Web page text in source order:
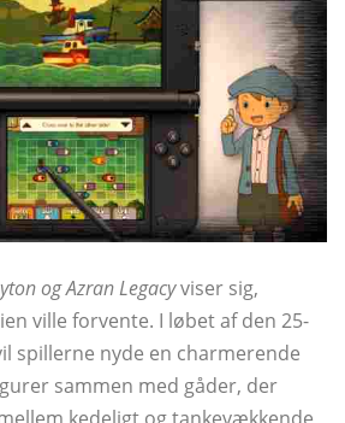
og Azran Legacyviser sig,
ville forvente. I løbet af den 25-
spillerne nyde en charmerende
sammen med gåder, der